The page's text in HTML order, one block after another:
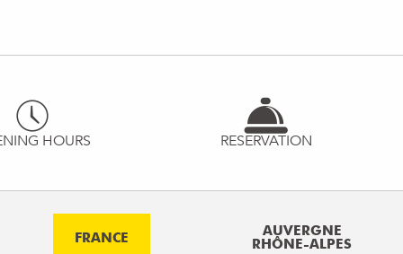
HOURS RESERVATION
FRANCE
AUVERGNE
RHÔNE-ALPES